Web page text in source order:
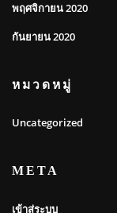
พฤศจิกายน 2020
กันยายน 2020
หมวดหมู่
Uncategorized
META
เข้าสู่ระบบ